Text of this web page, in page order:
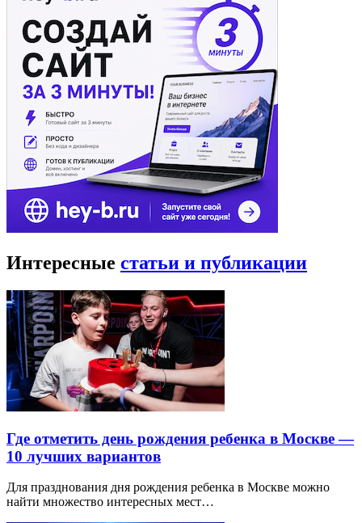
Интересные статьи и публикации
Где отметить день рождения ребенка в Москве —
10 лучших вариантов
Для празднования дня рождения ребенка в Москве можно
найти множество интересных мест…